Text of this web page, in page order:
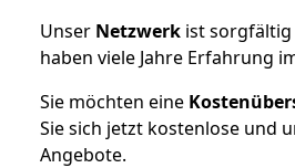
Unser Netzwerk ist
haben viele Jahre Erfahrung
Sie möchten eine
Sie sich jetzt kostenlose und
Angebote.